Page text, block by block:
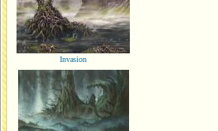
Invasion